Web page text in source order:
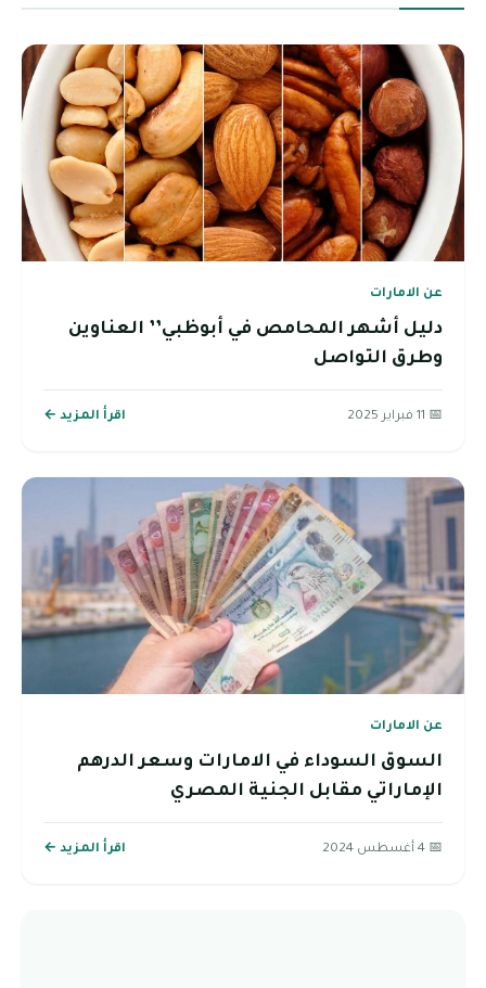
عن الامارات
دليل أشهر المحامص في أبوظبي’’ العناوين
وطرق التواصل
📅 11 فبراير 2025 اقرأ المزيد ←
عن الامارات
السوق السوداء في الامارات وسعر الدرهم
الإماراتي مقابل الجنية المصري
📅 4 أغسطس 2024 اقرأ المزيد ←